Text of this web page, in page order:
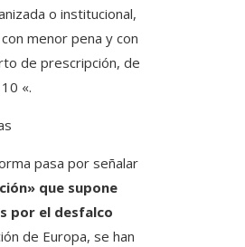
o institucional,
menor pena y con
de prescripción, de
«.
pasa por señalar
que supone
por el desfalco
de Europa, se han